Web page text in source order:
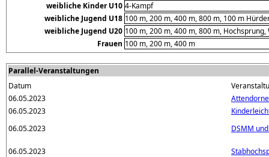
weibliche Kinder U10 4-Kampf
weibliche Jugend U18 100 m, 200 m, 400 m, 800 m, 100 m
weibliche Jugend U20 100 m, 200 m, 400 m, 800 m,
Frauen 100 m, 200 m, 400 m
Parallel-Veranstaltungen
Datum
06.05.2023
06.05.2023
06.05.2023
DSMM
06.05.2023